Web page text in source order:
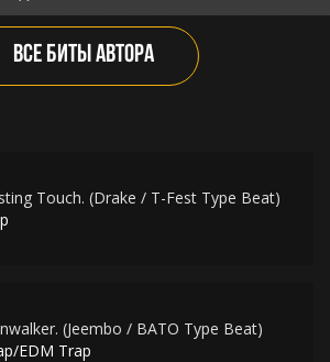
ВСЕ БИТЫ АВТОРА
Touch. (Drake / T-Fest Type Beat)
(Jeembo / BATO Type Beat)
EDM Trap